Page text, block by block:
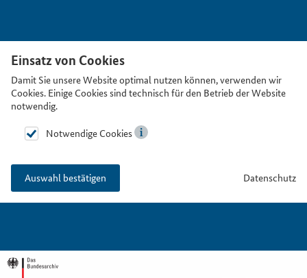
Einsatz von Cookies
Damit Sie unsere Website optimal nutzen können, verwenden wir
Cookies. Einige Cookies sind technisch für den Betrieb der Website
notwendig.
Notwendige Cookies
Auswahl bestätigen Datenschutz